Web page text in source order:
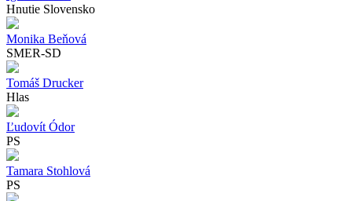
Hnutie Slovensko
Monika Beňová
SMER-SD
Tomáš Drucker
Hlas
Ľudovít Ódor
PS
Tamara Stohlová
PS